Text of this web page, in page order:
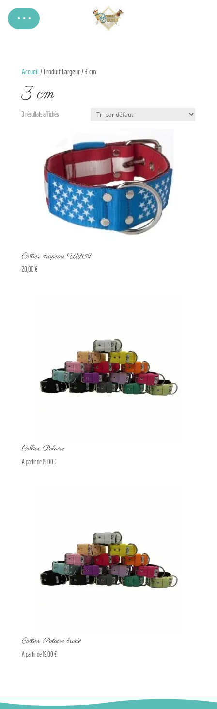
Accueil/ Produit Largeur / 3 cm
3 cm
3 résultats affichés
Collier drapeau USA
20,00€
Collier Polaire
A partir de19,00€
Collier Polaire brodé
A partir de19,00€